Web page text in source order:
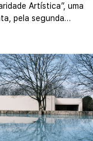
Artística”, uma
pela segunda…